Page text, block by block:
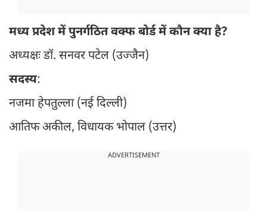
मध्य प्रदेश में पुनर्गठित वक्फ बोर्ड में कौन क्या है?
अध्यक्षः डॉ. सनवर पटेल (उज्जैन)
सदस्य:
नजमा हेपतुल्ला (नई दिल्ली)
आतिफ अकील, विधायक भोपाल (उत्तर)
ADVERTISEMENT